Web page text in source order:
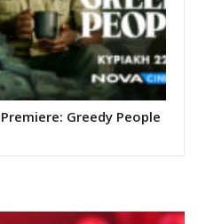
Premiere: Greedy People